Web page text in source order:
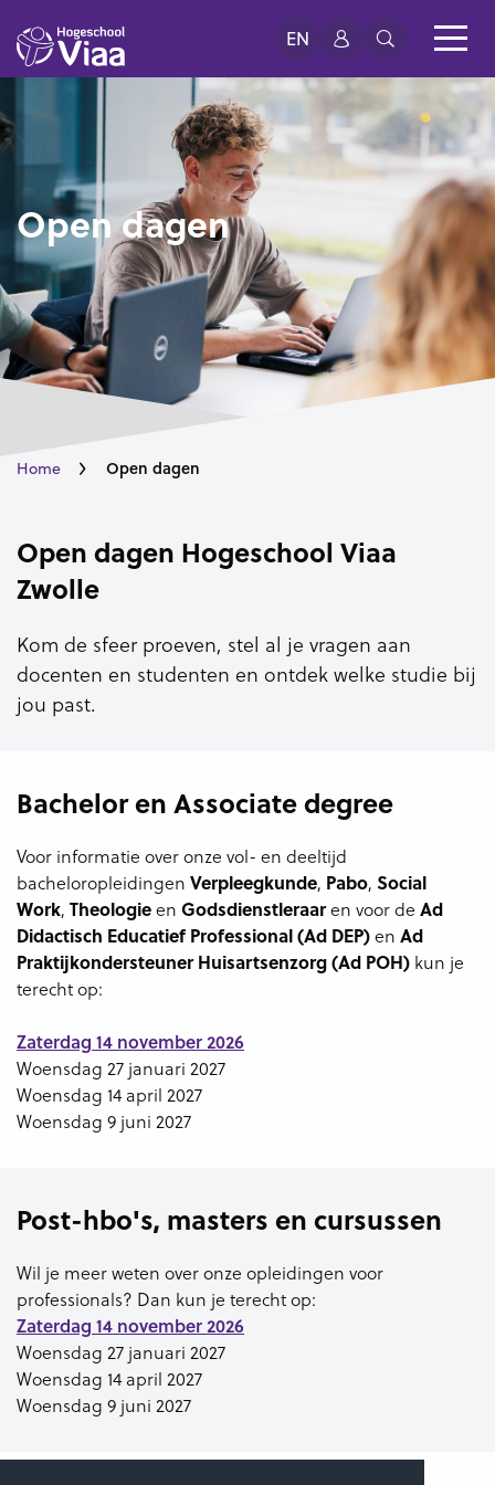
EN
Open dagen
Home Open dagen
Open dagen Hogeschool Viaa
Zwolle
Kom de sfeer proeven, stel al je vragen aan
docenten en studenten en ontdek welke studie bij
jou past.
Bachelor en Associate degree
Voor informatie over onze vol- en deeltijd
bacheloropleidingen Verpleegkunde, Pabo, Social
Work, Theologieen Godsdienstleraaren voor de Ad
Didactisch Educatief Professional (Ad DEP)en Ad
Praktijkondersteuner Huisartsenzorg (Ad POH) kun je
terecht op:
Zaterdag 14 november 2026
Woensdag 27 januari 2027
Woensdag 14 april 2027
Woensdag 9 juni 2027
Post-hbo's, masters en cursussen
Wil je meer weten over onze opleidingen voor
professionals? Dan kun je terecht op:
Zaterdag 14 november 2026
Woensdag 27 januari 2027
Woensdag 14 april 2027
Woensdag 9 juni 2027